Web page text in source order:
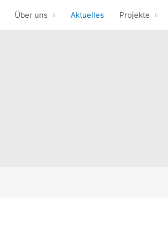
Über uns Aktuelles Projekte